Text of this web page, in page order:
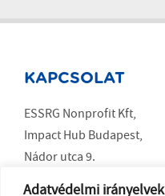
Adatvédelmi irányelvek
KAPCSOLAT
ESSRG Nonprofit Kft,
Impact Hub Budapest,
Nádor utca 9.
Budapest 1051